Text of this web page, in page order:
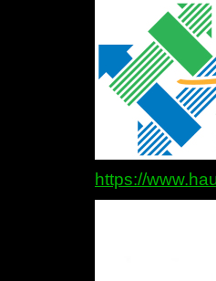
https://